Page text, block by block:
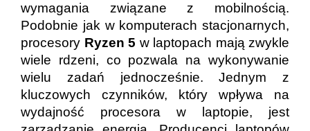
wymagania związane z mobilnością.
Podobnie jak w komputerach stacjonarnych,
procesory Ryzen 5 w laptopach mają zwykle
wiele rdzeni, co pozwala na wykonywanie
wielu zadań jednocześnie. Jednym z
kluczowych czynników, który wpływa na
wydajność procesora w laptopie, jest